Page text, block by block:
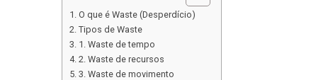
O que é Waste (Desperdício)
Tipos de Waste
1. Waste de tempo
2. Waste de recursos
3. Waste de movimento